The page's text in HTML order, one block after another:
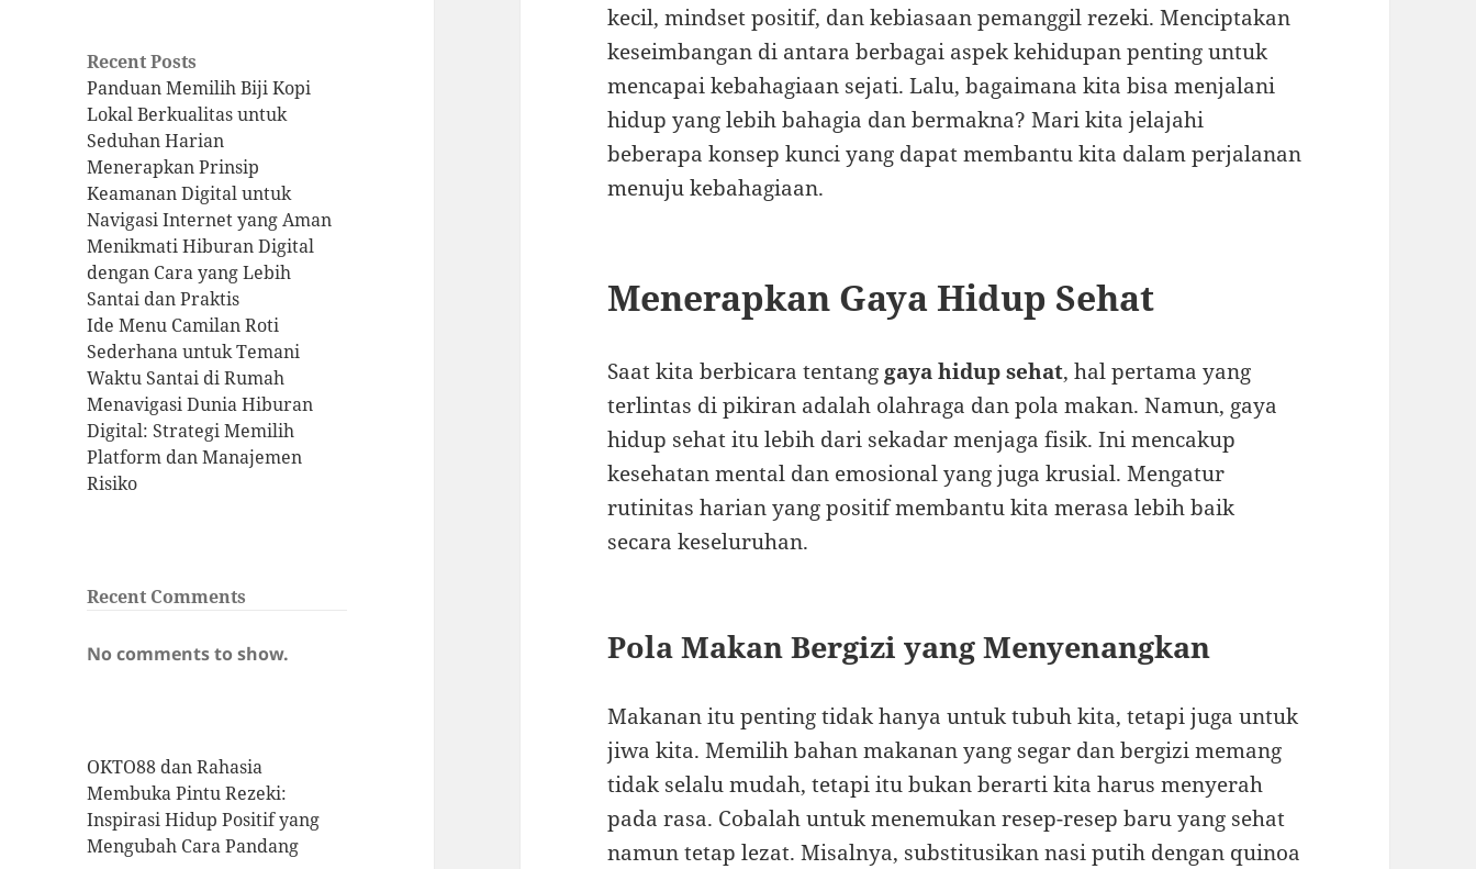
Recent Posts
Panduan Memilih Biji Kopi
Lokal Berkualitas untuk
Seduhan Harian
Menerapkan Prinsip
Keamanan Digital untuk
Navigasi Internet yang Aman
Menikmati Hiburan Digital
dengan Cara yang Lebih
Santai dan Praktis
Ide Menu Camilan Roti
Sederhana untuk Temani
Waktu Santai di Rumah
Menavigasi Dunia Hiburan
Digital: Strategi Memilih
Platform dan Manajemen
Risiko
Recent Comments
No comments to show.
OKTO88 dan Rahasia
Membuka Pintu Rezeki:
Inspirasi Hidup Positif yang
Mengubah Cara Pandang
kecil, mindset positif, dan kebiasaan pemanggil rezeki. Menciptakan
keseimbangan di antara berbagai aspek kehidupan penting untuk
mencapai kebahagiaan sejati. Lalu, bagaimana kita bisa menjalani
hidup yang lebih bahagia dan bermakna? Mari kita jelajahi
beberapa konsep kunci yang dapat membantu kita dalam perjalanan
menuju kebahagiaan.
Menerapkan Gaya Hidup Sehat
Saat kita berbicara tentang gaya hidup sehat, hal pertama yang
terlintas di pikiran adalah olahraga dan pola makan. Namun, gaya
hidup sehat itu lebih dari sekadar menjaga fisik. Ini mencakup
kesehatan mental dan emosional yang juga krusial. Mengatur
rutinitas harian yang positif membantu kita merasa lebih baik
secara keseluruhan.
Pola Makan Bergizi yang Menyenangkan
Makanan itu penting tidak hanya untuk tubuh kita, tetapi juga untuk
jiwa kita. Memilih bahan makanan yang segar dan bergizi memang
tidak selalu mudah, tetapi itu bukan berarti kita harus menyerah
pada rasa. Cobalah untuk menemukan resep-resep baru yang sehat
namun tetap lezat. Misalnya, substitusikan nasi putih dengan quinoa